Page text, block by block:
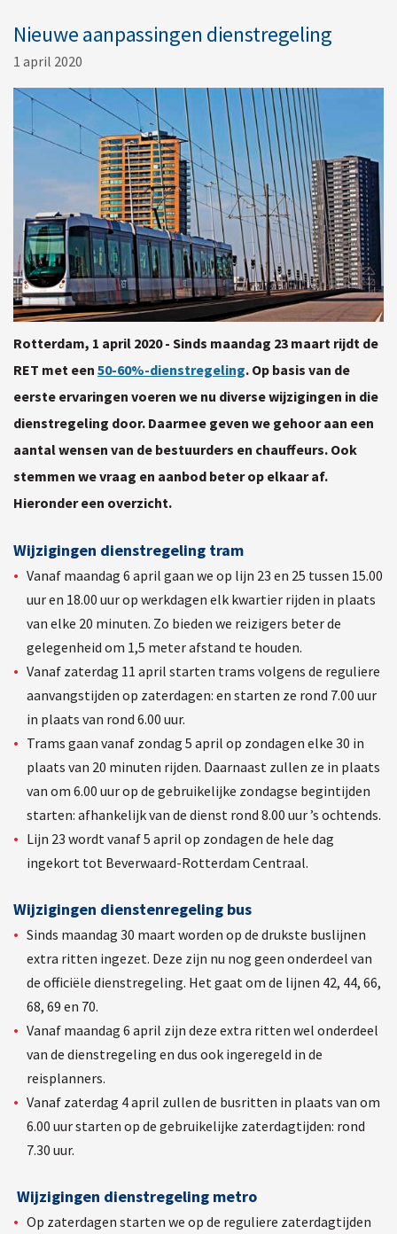
Nieuwe aanpassingen dienstregeling
1 april 2020
Rotterdam, 1 april 2020 - Sinds maandag 23 maart rijdt de
RET met een 50-60%-dienstregeling. Op basis van de
eerste ervaringen voeren we nu diverse wijzigingen in die
dienstregeling door. Daarmee geven we gehoor aan een
aantal wensen van de bestuurders en chauffeurs. Ook
stemmen we vraag en aanbod beter op elkaar af.
Hieronder een overzicht.
Wijzigingen dienstregeling tram
Vanaf maandag 6 april gaan we op lijn 23 en 25 tussen 15.00
uur en 18.00 uur op werkdagen elk kwartier rijden in plaats
van elke 20 minuten. Zo bieden we reizigers beter de
gelegenheid om 1,5 meter afstand te houden.
Vanaf zaterdag 11 april starten trams volgens de reguliere
aanvangstijden op zaterdagen: en starten ze rond 7.00 uur
in plaats van rond 6.00 uur.
Trams gaan vanaf zondag 5 april op zondagen elke 30 in
plaats van 20 minuten rijden. Daarnaast zullen ze in plaats
van om 6.00 uur op de gebruikelijke zondagse begintijden
starten: afhankelijk van de dienst rond 8.00 uur ’s ochtends.
Lijn 23 wordt vanaf 5 april op zondagen de hele dag
ingekort tot Beverwaard-Rotterdam Centraal.
Wijzigingen dienstenregeling bus
Sinds maandag 30 maart worden op de drukste buslijnen
extra ritten ingezet. Deze zijn nu nog geen onderdeel van
de officiële dienstregeling. Het gaat om de lijnen 42, 44, 66,
68, 69 en 70.
Vanaf maandag 6 april zijn deze extra ritten wel onderdeel
van de dienstregeling en dus ook ingeregeld in de
reisplanners.
Vanaf zaterdag 4 april zullen de busritten in plaats van om
6.00 uur starten op de gebruikelijke zaterdagtijden: rond
7.30 uur.
Wijzigingen dienstregeling metro
Op zaterdagen starten we op de reguliere zaterdagtijden